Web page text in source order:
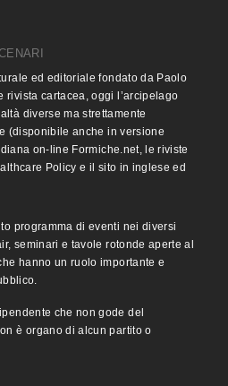
ed editoriale fondato da Paolo
rivista cartacea, oggi l’arcipelago
diverse ma strettamente
(disponibile anche in versione
on-line Formiche.net, le riviste
Policy e il sito in inglese ed
programma di eventi nei diversi
seminari e tavole rotonde aperte al
hanno un ruolo importante e
che non gode del
è organo di alcun partito o